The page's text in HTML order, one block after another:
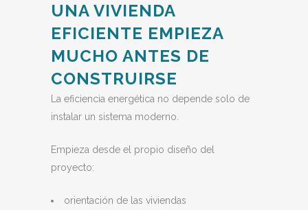
UNA VIVIENDA
EFICIENTE EMPIEZA
MUCHO ANTES DE
CONSTRUIRSE
La eficiencia energética no depende solo de
instalar un sistema moderno.
Empieza desde el propio diseño del
proyecto:
orientación de las viviendas